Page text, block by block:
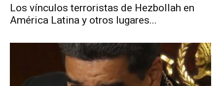
Los vínculos terroristas de Hezbollah en
América Latina y otros lugares...